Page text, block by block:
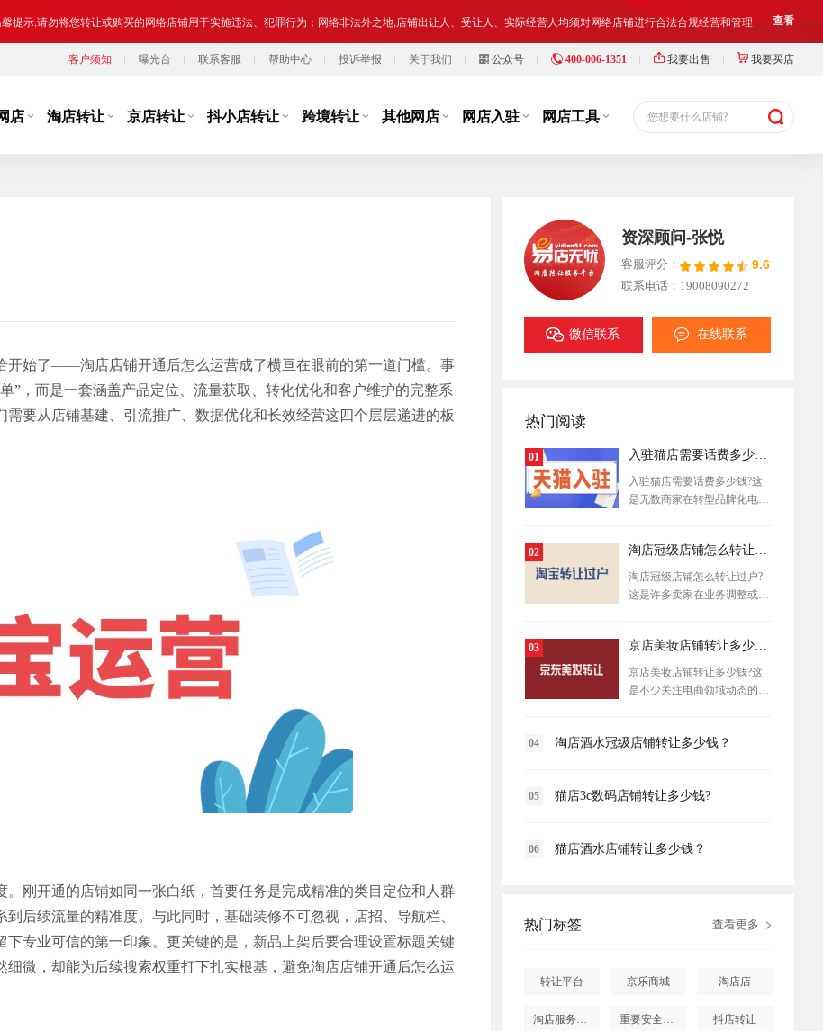
提示,请勿将您转让或购买的网络店铺用于实施违法、犯罪行为；网络非法外之地,店铺出让人、受让人、实际经营人均须对网络店铺进行合法合规经营和管理 查看
台监管，从事违规经营活动的行为，如引导线下交易、发布违规内容、进行虚假宣传等，此类行为违反了国家相关法律法规，也损害了抖店平台的市场秩序 查看
提示,请勿将您转让或购买的网络店铺用于实施违法、犯罪行为；网络非法外之地,店铺出让人、受让人、实际经营人均须对网络店铺进行合法合规经营和管理 查看
客户须知 曝光台 联系客服 帮助中心 投诉举报 关于我们 公众号 400-006-1351 我要出售 我要买店
店 淘店转让 京店转让 抖小店转让 跨境转让 其他网店 网店入驻 网店工具 您想要什么店铺?
开始了——淘店店铺开通后怎么运营成了横亘在眼前的第一道门槛。事
”，而是一套涵盖产品定位、流量获取、转化优化和客户维护的完整系
要从店铺基建、引流推广、数据优化和长效经营这四个层层递进的板
刚开通的店铺如同一张白纸，首要任务是完成精准的类目定位和人群
后续流量的精准度。与此同时，基础装修不可忽视，店招、导航栏、
专业可信的第一印象。更关键的是，新品上架后要合理设置标题关键
微，却能为后续搜索权重打下扎实根基，避免淘店店铺开通后怎么运
资深顾问-张悦
客服评分： 9.6
联系电话：19008090272
微信联系 在线联系
热门阅读
01 入驻猫店需要话费多少钱?
入驻猫店需要话费多少钱?这
是无数商家在转型品牌化电商
02 淘店冠级店铺怎么转让过户?
淘店冠级店铺怎么转让过户?
这是许多卖家在业务调整或退
03 京店美妆店铺转让多少钱?
京店美妆店铺转让多少钱?这
是不少关注电商领域动态的创
04 淘店酒水冠级店铺转让多少钱？
05 猫店3c数码店铺转让多少钱?
06 猫店酒水店铺转让多少钱？
热门标签 查看更多
转让平台 京乐商城 淘店店
淘店服务市场 重要安全提醒 抖店转让